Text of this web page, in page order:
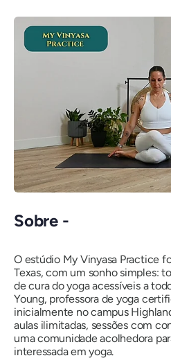
Sobre -
O estúdio My Vinyasa Practice
Texas, com um sonho simples:
de cura do yoga acessíveis a
Young, professora de yoga
inicialmente no campus
aulas ilimitadas, sessões com
uma comunidade acolhedora
interessada em yoga.